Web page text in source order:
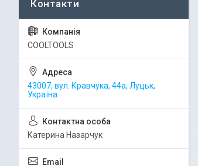
COOLTOOLS
43007, вул. Кравчука, 44а, Луцьк,
Україна
Катерина Назарчук